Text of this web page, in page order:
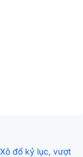
đổ kỷ lục, vượt